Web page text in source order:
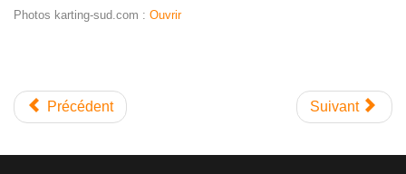
Photos karting-sud.com : Ouvrir
Précédent Suivant